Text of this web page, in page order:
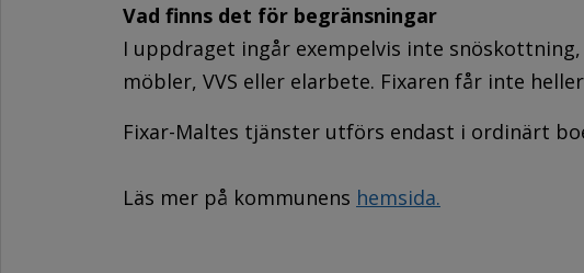
Vad finns det för begränsningar
I uppdraget ingår exempelvis inte
möbler, VVS eller elarbete. Fixaren får inte
Fixar-Maltes tjänster utförs endast i ordinärt
Läs mer på kommunens hemsida.